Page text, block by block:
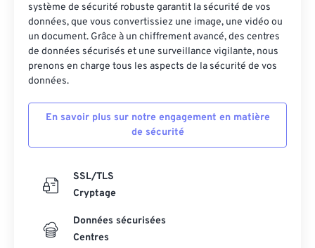
système de sécurité robuste garantit la sécurité de vos
données, que vous convertissiez une image, une vidéo ou
un document. Grâce à un chiffrement avancé, des centres
de données sécurisés et une surveillance vigilante, nous
prenons en charge tous les aspects de la sécurité de vos
données.
En savoir plus sur notre engagement en matière
de sécurité
SSL/TLS
Cryptage
Données sécurisées
Centres